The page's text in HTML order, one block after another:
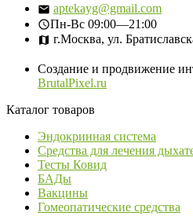
aptekayg@gmail.com
Пн-Вс 09:00—21:00
г.Москва, ул.
Создание и продвижение
BrutalPixel.ru
Каталог товаров
Эндокринная система
Средства для лечения
Тесты Ковид
БАДы
Вакцины
Гомеопатические средства